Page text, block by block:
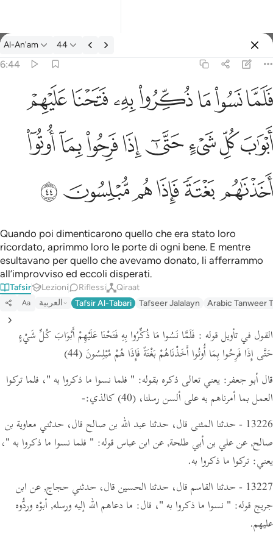
Tafsir: Al-An'am 6:44
Al-An'am 44
6:44
كل شيء حتى اذا فرحوا بما اوتوا اخذناهم بغتة فاذا هم مبلسون ٤٤
حَتَّىٰٓ إِذَا فَرِحُوا۟ بِمَآ أُوتُوٓا۟ أَخَذْنَـٰهُم بَغْتَةًۭ فَإِذَا هُم مُّبْلِسُونَ ٤٤ﳇﳈﳉﳊﳋﳌﳍ
ﳎﳏﳐﳑﳒﳓﳔﳕ
ﳖﳗﳘﳙﳚﳛ
Quando poi dimenticarono quello che era stato loro
ricordato, aprimmo loro le porte di ogni bene. E mentre
esultavano per quello che avevamo donato, li afferrammo
all’improvviso ed eccoli disperati.
Tafsir Lezioni Riflessi Qiraat
Aa العربية Tafsir Al-Tabari Tafseer Jalalayn Arabic Tanweer
القول في تأويل قوله : فَلَمَّا نَسُوا مَا ذُكِّرُوا بِهِ فَتَحْنَا عَلَيْهِمْ أَبْوَابَ كُلِّ شَيْءٍ
حَتَّى إِذَا فَرِحُوا بِمَا أُوتُوا أَخَذْنَاهُمْ بَغْتَةً فَإِذَا هُمْ مُبْلِسُونَ (44)
قال أبو جعفر: يعني تعالى ذكره بقوله: " فلما نسوا ما ذكروا به "، فلما تركوا
العمل بما أمرناهم به على ألسن رسلنا، (40)
كالذي:-
13226 - حدثنا المثنى قال، حدثنا عبد الله بن صالح قال، حدثني معاوية بن
صالح, عن علي بن أبي طلحة, عن ابن عباس قوله: " فلما نسوا ما ذكروا به "،
يعني: تركوا ما ذكروا به.
13227 - حدثنا القاسم قال، حدثنا الحسين قال، حدثني حجاج,
عن ابن
جريج قوله: " نسوا ما ذكروا به "، قال: ما دعاهم الله إليه ورسله, أبوْه وردُّوه
عليهم.